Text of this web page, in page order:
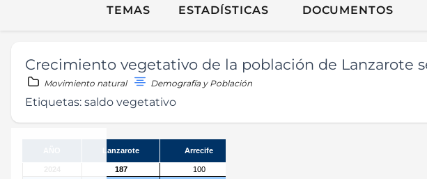
TEMAS ESTADÍSTICAS DOCUMENTOS
Crecimiento vegetativo de la población de Lanzarote
Movimiento natural Demografía y Población
Etiquetas: saldo vegetativo